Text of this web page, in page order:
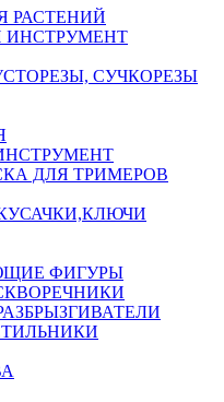
РАСТЕНИЙ
СУЧКОРЕЗЫ
ДЛЯ ТРИМЕРОВ
ФИГУРЫ